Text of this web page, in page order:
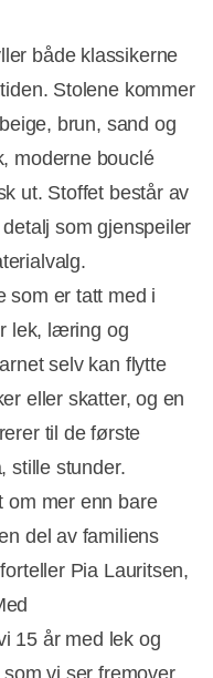
både klassikerne
Stolene kommer
brun, sand og
moderne bouclé
ut. Stoffet består av
som gjenspeiler
som er tatt med i
lek, læring og
selv kan flytte
eller skatter, og en
til de første
stille stunder.
om mer enn bare
del av familiens
Pia Lauritsen,
15 år med lek og